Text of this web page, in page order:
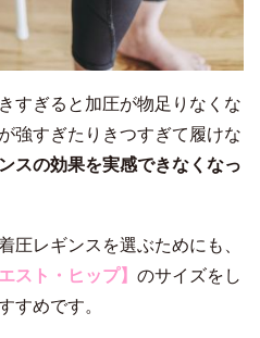
すぎると加圧が物足りなくな
強すぎたりきつすぎて履けな
スの効果を実感できなくなっ
圧レギンスを選ぶためにも、
スト・ヒップ】 のサイズをし
すめです。